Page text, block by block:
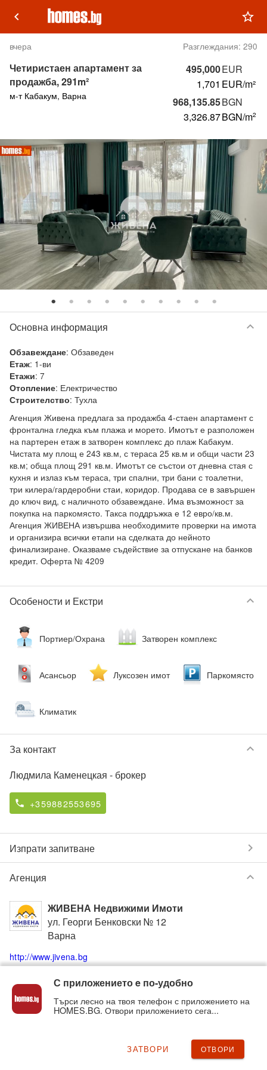
keyboard_arrow_left star_outline
вчера Разглеждания: 290
495,000EUR
1,701 EUR/m²
968,135.85BGN
3,326.87BGN/m2
Четиристаен апартамент за
продажба, 291m²
м-т Кабакум, Варна
Основна информация keyboard_arrow_down
Обзавеждане: Обзаведен
Етаж: 1-ви
Етажи: 7
Отопление: Електричество
Строителство: Тухла
Агенция Живена предлага за продажба 4-стаен апартамент с
фронтална гледка към плажа и морето. Имотът е разположен
на партерен етаж в затворен комплекс до плаж Кабакум.
Чистата му площ е 243 кв.м, с тераса 25 кв.м и общи части 23
кв.м; обща площ 291 кв.м. Имотът се състои от дневна стая с
кухня и излаз към тераса, три спални, три бани с тоалетни,
три килера/гардеробни стаи, коридор. Продава се в завършен
до ключ вид, с наличното обзавеждане. Има възможност за
покупка на паркомясто. Такса поддръжка е 12 евро/кв.м.
Агенция ЖИВЕНА извършва необходимите проверки на имота
и организира всички етапи на сделката до нейното
финализиране. Оказваме съдействие за отпускане на банков
Особености и Екстри keyboard_arrow_down
Портиер/Охрана Затворен комплекс
Асансьор Луксозен имот Паркомясто
Климатик
За контакт keyboard_arrow_down
Людмила Каменецкая - брокер
phone +359882553695
Изпрати запитване chevron_right
Агенция keyboard_arrow_down
ЖИВЕНА Недвижими Имоти
ул. Георги Бенковски № 12
Варна
http://www.jivena.bg
phone 0889306894 phone 052580170
Вижте всички обяви отЖИВЕНА Недвижими Имоти
chevron_right
С приложението e по-удобно
Търси лесно на твоя телефон с приложението на
HOMES.BG. Отвори приложението сега...
ЗАТВОРИ ОТВОРИ